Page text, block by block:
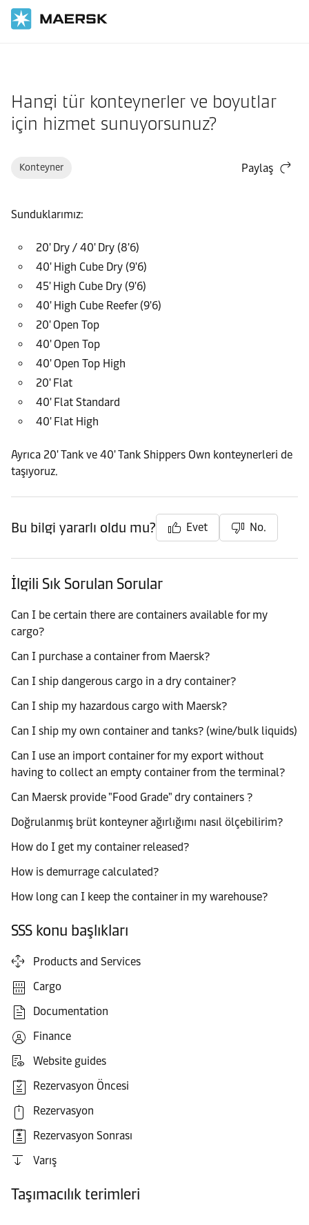
Hangi tür konteynerler ve boyutlar
için hizmet sunuyorsunuz?
Konteyner Paylaş
Sunduklarımız:
20' Dry / 40' Dry (8'6)
40' High Cube Dry (9'6)
45' High Cube Dry (9'6)
40' High Cube Reefer (9'6)
20' Open Top
40' Open Top
40' Open Top High
20' Flat
40' Flat Standard
40' Flat High
Ayrıca 20' Tank ve 40' Tank Shippers Own konteynerleri de
taşıyoruz.
Bu bilgi yararlı oldu mu? Evet No.
İlgili Sık Sorulan Sorular
Can I be certain there are containers available for my
cargo?
Can I purchase a container from Maersk?
Can I ship dangerous cargo in a dry container?
Can I ship my hazardous cargo with Maersk?
Can I ship my own container and tanks? (wine/bulk liquids)
Can I use an import container for my export without
having to collect an empty container from the terminal?
Can Maersk provide "Food Grade" dry containers ?
Doğrulanmış brüt konteyner ağırlığımı nasıl ölçebilirim?
How do I get my container released?
How is demurrage calculated?
How long can I keep the container in my warehouse?
SSS konu başlıkları
Products and Services
Cargo
Documentation
Finance
Website guides
Rezervasyon Öncesi
Rezervasyon
Rezervasyon Sonrası
Varış
Taşımacılık terimleri